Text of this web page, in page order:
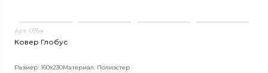
Арт. 0764
Ковер Глобус
Размер: 160х230Материал: Полиэстер